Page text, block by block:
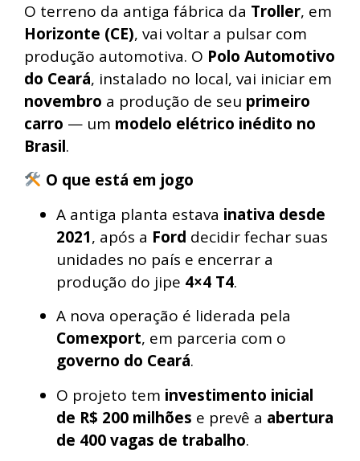
O terreno da antiga fábrica da Troller, em
Horizonte (CE), vai voltar a pulsar com
produção automotiva. O Polo Automotivo
do Ceará, instalado no local, vai iniciar em
novembro a produção de seu primeiro
carro — um modelo elétrico inédito no
Brasil.
O que está em jogo
A antiga planta estava inativa desde
2021, após a Ford decidir fechar suas
unidades no país e encerrar a
produção do jipe 4×4 T4.
A nova operação é liderada pela
Comexport, em parceria com o
governo do Ceará.
O projeto tem investimento inicial
de R$ 200 milhões e prevê a abertura
de 400 vagas de trabalho.